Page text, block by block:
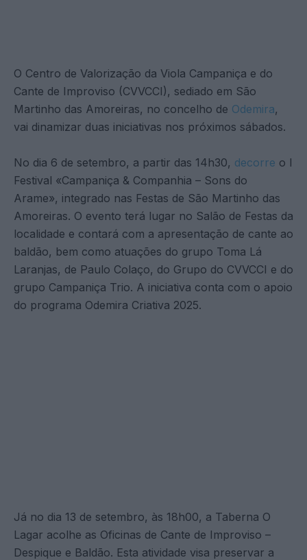
O Centro de Valorização da Viola Campaniça e do
Cante de Improviso (CVVCCI), sediado em São
Martinho das Amoreiras, no concelho de Odemira,
vai dinamizar duas iniciativas nos próximos sábados.
No dia 6 de setembro, a partir das 14h30, decorre o I
Festival «Campaniça & Companhia – Sons do
Arame», integrado nas Festas de São Martinho das
Amoreiras. O evento terá lugar no Salão de Festas da
localidade e contará com a apresentação de cante ao
baldão, bem como atuações do grupo Toma Lá
Laranjas, de Paulo Colaço, do Grupo do CVVCCI e do
grupo Campaniça Trio. A iniciativa conta com o apoio
do programa Odemira Criativa 2025.
Já no dia 13 de setembro, às 18h00, a Taberna O
Lagar acolhe as Oficinas de Cante de Improviso –
Despique e Baldão. Esta atividade visa preservar a